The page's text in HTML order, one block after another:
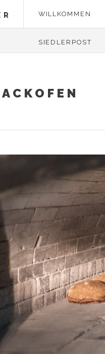
WILLKOMMEN
SIEDLERPOST